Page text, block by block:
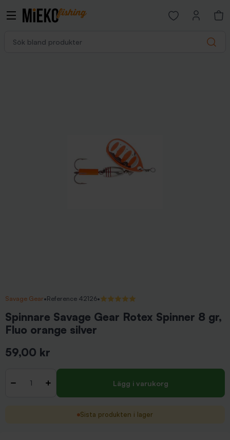
Search
Open favorites
Savage Gear•Reference 42126•5/5 (1 recensioner)
Spinnare Savage Gear Rotex Spinner 8 gr,
Fluo orange silver
59,00 kr
- + Lägg i varukorg
Sista produkten i lager